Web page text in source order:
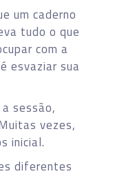
um caderno
tudo o que
com a
esvaziar sua
sessão,
vezes,
inicial.
diferentes